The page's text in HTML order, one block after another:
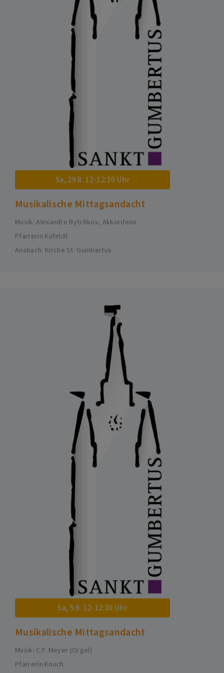
Sa, 29.8. 12-12:30 Uhr
Musikalische Mittagsandacht
Musik: Alexandre Bytchkov, Akkordeon
Pfarrerin Küfeldt
Ansbach Kirche St. Gumbertus
Sa, 5.9. 12-12:30 Uhr
Musikalische Mittagsandacht
Musik: C.F. Meyer (Orgel)
Pfarrerin Knoch